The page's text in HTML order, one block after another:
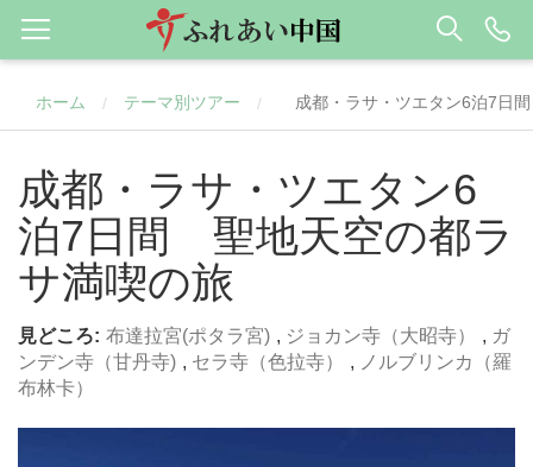
ホーム / テーマ別ツアー / 成都・ラサ・ツエタン6泊7日
成都・ラサ・ツエタン6
泊7日間 聖地天空の都ラ
サ満喫の旅
見どころ: 布達拉宮(ポタラ宮) , ジョカン寺（大昭寺） , ガ
ンデン寺（甘丹寺) , セラ寺（色拉寺） , ノルブリンカ（羅
布林卡）